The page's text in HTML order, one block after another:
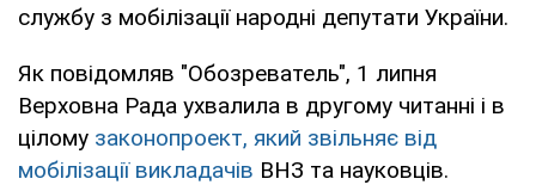
службу з мобілізації народні депутати України.
Як повідомляв "Обозреватель", 1 липня
Верховна Рада ухвалила в другому читанні і в
цілому законопроект, який звільняє від
мобілізації викладачів ВНЗ та науковців.